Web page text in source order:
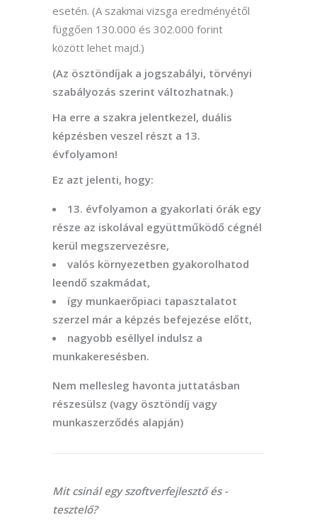
esetén. (A szakmai vizsga eredményétől
függően 130.000 és 302.000 forint
között lehet majd.)
(Az ösztöndíjak a jogszabályi, törvényi
szabályozás szerint változhatnak.)
Ha erre a szakra jelentkezel, duális
képzésben veszel részt a 13.
évfolyamon!
Ez azt jelenti, hogy:
13. évfolyamon a gyakorlati órák egy
része az iskolával együttműködő cégnél
kerül megszervezésre,
valós környezetben gyakorolhatod
leendő szakmádat,
így munkaerőpiaci tapasztalatot
szerzel már a képzés befejezése előtt,
nagyobb eséllyel indulsz a
munkakeresésben.
Nem mellesleg havonta juttatásban
részesülsz (vagy ösztöndíj vagy
munkaszerződés alapján)
Mit csinál egy szoftverfejlesztő és -
tesztelő?